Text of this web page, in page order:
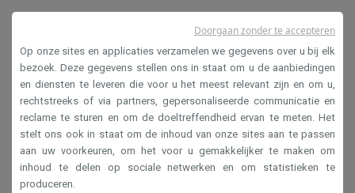
Verkoopsvoorwaarden
Privacy
Disclaimer
Cookies
Op onze sites en applicaties verzamelen we gegevens over u bij elk
bezoek. Deze gegevens stellen ons in staat om u de aanbiedingen
en diensten te leveren die voor u het meest relevant zijn en om u,
rechtstreeks of via partners, gepersonaliseerde communicatie en
reclame te sturen en om de doeltreffendheid ervan te meten. Het
stelt ons ook in staat om de inhoud van onze sites aan te passen
aan uw voorkeuren, om het voor u gemakkelijker te maken om
inhoud te delen op sociale netwerken en om statistieken te
produceren.
Doorgaan zonder te accepteren